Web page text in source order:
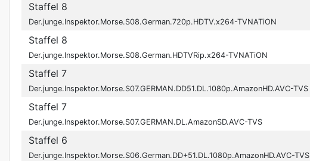
Staffel 8
Der.junge.Inspektor.Morse.S08.German.720p.HDTV.x264-TVNATiON
Staffel 8
Der.junge.Inspektor.Morse.S08.German.HDTVRip.x264-TVNATiON
Staffel 7
Der.junge.Inspektor.Morse.S07.GERMAN.DD51.DL.1080p.AmazonHD.AVC-TVS
Staffel 7
Der.junge.Inspektor.Morse.S07.GERMAN.DL.AmazonSD.AVC-TVS
Staffel 6
Der.junge.Inspektor.Morse.S06.German.DD+51.DL.1080p.AmazonHD.AVC-TVS